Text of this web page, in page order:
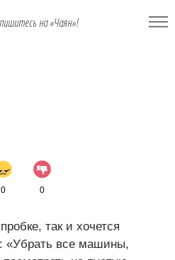
на «Чаян»!
0 0
так и хочется
«Убрать все машины,